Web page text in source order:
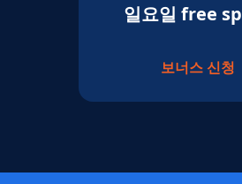
일요일 free
보너스 신청